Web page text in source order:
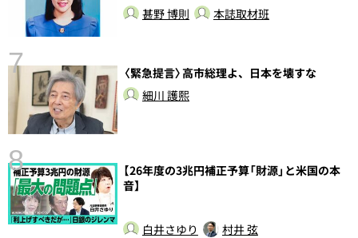
甚野 博則
本誌取材班
7
〈緊急提言〉高市総理よ、日本を壊すな
細川 護熙
8
【26年度の3兆円補正予算「財源」と米国の本
音】
白井さゆり 村井 弦